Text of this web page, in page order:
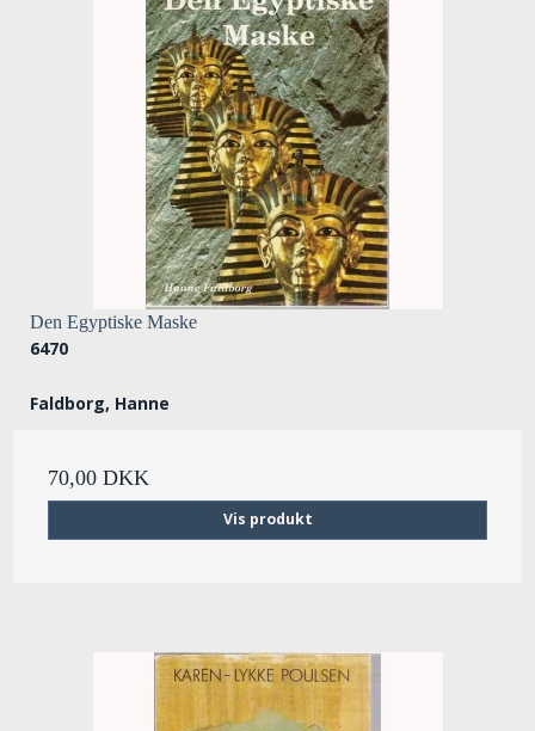
Den Egyptiske Maske
6470
Faldborg, Hanne
70,00 DKK
Vis produkt